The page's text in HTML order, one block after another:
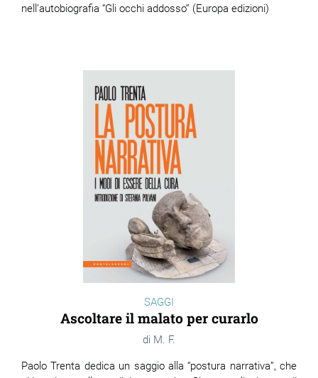
nell’autobiografia “Gli occhi addosso” (Europa edizioni)
SAGGI
Ascoltare il malato per curarlo
M. F.
Paolo Trenta dedica un saggio alla “postura narrativa”, che